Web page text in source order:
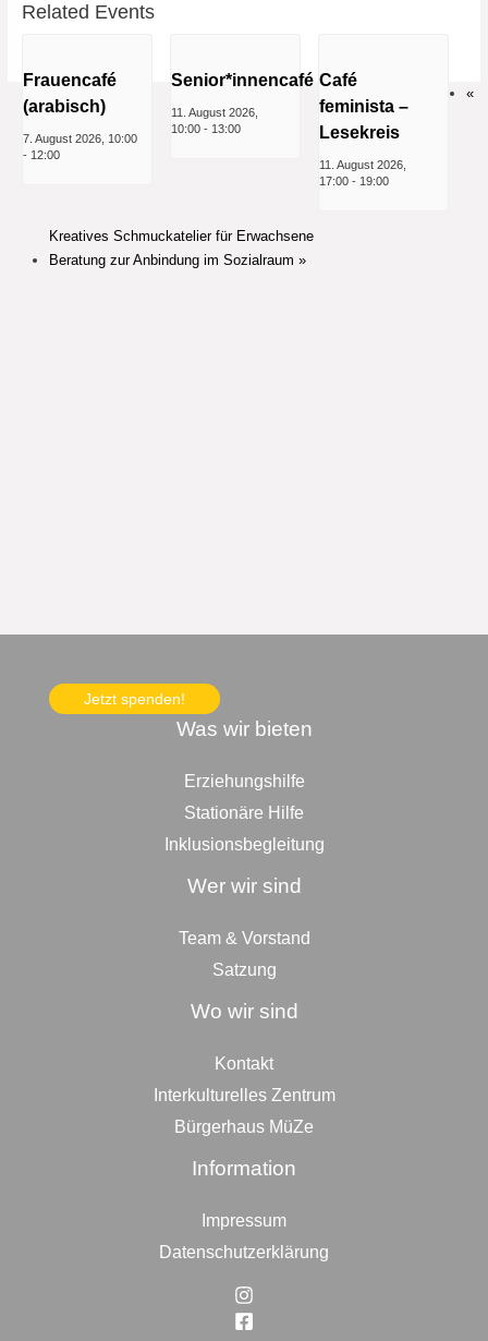
Related Events
Frauencafé
(arabisch)
7. August 2026, 10:00
- 12:00
Senior*innencafé
11. August 2026,
10:00- 13:00
Café
feminista –
Lesekreis
11. August 2026,
17:00 - 19:00
«
Kreatives Schmuckatelier für Erwachsene
Beratung zur Anbindung im Sozialraum»
Jetzt spenden!
Was wir bieten
Erziehungshilfe
Stationäre Hilfe
Inklusionsbegleitung
Wer wir sind
Team & Vorstand
Satzung
Wo wir sind
Kontakt
Interkulturelles Zentrum
Bürgerhaus MüZe
Information
Impressum
Datenschutzerklärung